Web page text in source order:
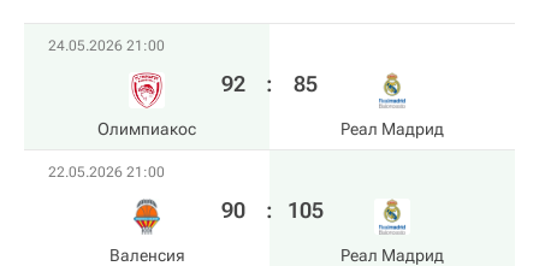
24.05.2026 21:00
Олимпиакос
92 : 85
Реал Мадрид
22.05.2026 21:00
Валенсия
90 : 105
Реал Мадрид